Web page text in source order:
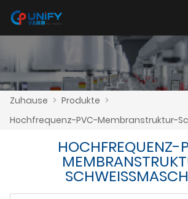
Zuhause > Produkte >
Hochfrequenz-PVC-Membranstruktur-
HOCHFREQUENZ-